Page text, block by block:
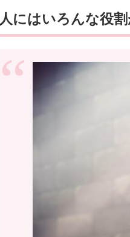
人にはいろんな役